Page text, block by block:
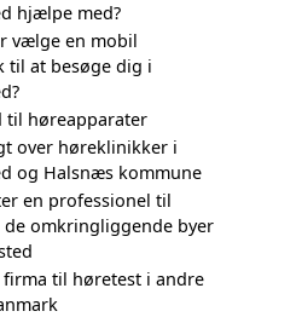
hjælpe med?
vælge en mobil
til at besøge dig i
til høreapparater
over høreklinikker i
og Halsnæs kommune
en professionel til
de omkringliggende byer
firma til høretest i andre